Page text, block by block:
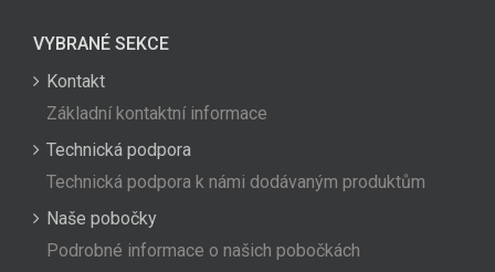
VYBRANÉ SEKCE
Kontakt
Základní kontaktní informace
Technická podpora
Technická podpora k námi dodávaným produktům
Naše pobočky
Podrobné informace o našich pobočkách